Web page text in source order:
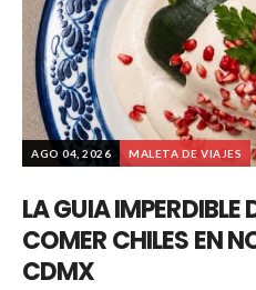
AGO 04, 2026 MALETA DE VIAJES
LA GUIA IMPERDIBLE
COMER CHILES EN
CDMX